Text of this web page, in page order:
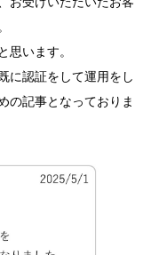
思います。
に認証をして運用をし
の記事となっておりま